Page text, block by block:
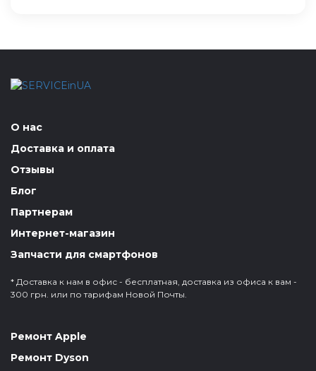
О нас
Доставка и оплата
Отзывы
Блог
Партнерам
Интернет-магазин
Запчасти для смартфонов
* Доставка к нам в офис - бесплатная, доставка из офиса к вам -
300 грн. или по тарифам Новой Почты.
Ремонт Apple
Ремонт Dyson